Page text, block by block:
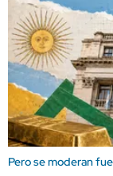
Pero se moderan